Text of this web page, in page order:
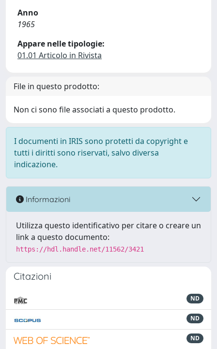
Anno
1965
Appare nelle tipologie:
01.01 Articolo in Rivista
File in questo prodotto:
Non ci sono file associati a questo prodotto.
I documenti in IRIS sono protetti da copyright e
tutti i diritti sono riservati, salvo diversa
indicazione.
Informazioni
Utilizza questo identificativo per citare o creare un
link a questo documento:
https://hdl.handle.net/11562/3421
Citazioni
ND
ND
ND